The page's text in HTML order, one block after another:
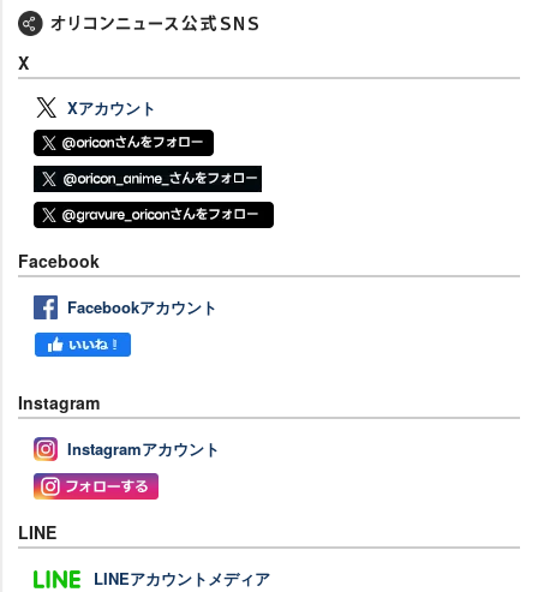
X
Xアカウント
Facebook
Facebookアカウント
Instagram
Instagramアカウント
LINE
LINEアカウントメディア